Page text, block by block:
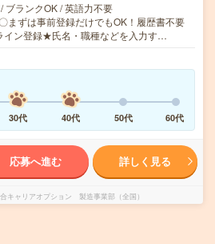
ブランクOK / 英語力不要
まずは事前登録だけでもOK！履歴書不要
イン登録★氏名・職種などを入力す…
30代 40代 50代 60代
応募へ進む 詳しく見る
キャリアオプション 製造事業部（全国）